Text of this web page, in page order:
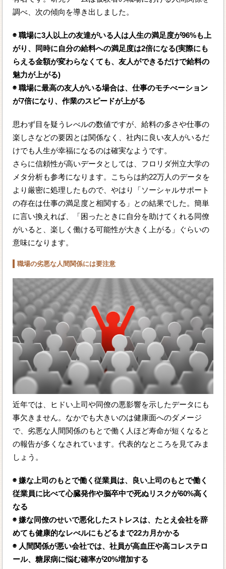
調べ、次の傾向を導き出しました。
◉ 職場に3人以上の友達がいる人は人生の満足度が96%も上
がり、同時に自分の給料への満足度は2倍になる(実際にも
らえる金額が変わらなくても、友人ができるだけで給料の
魅力が上がる)
◉ 職場に最高の友人がいる場合は、仕事のモチべーション
が7倍になり、作業のスピードが上がる
思わず目を疑うレべルの数値ですが、給料の多さや仕事の
楽しさなどの要因とは関係なく、社内に良い友人がいるだ
けでも人生が幸福になるのは確実なようです。
さらに信頼性が高いデータとしては、フロリダ州立大学の
メタ分析も参考になります。こちらは約22万人のデータを
より厳密に処理したもので、やはり「ソーシャルサポート
の存在は仕事の満足度と相関する」との結果でした。簡単
に言い換えれば、「困ったときに自分を助けてくれる同僚
がいると、楽しく働ける可能性が大きく上がる」ぐらいの
意味になります。
職場の劣悪な人間関係には要注意
近年では、ヒドい上司や同僚の悪影響を示したデータにも
事欠きません。なかでも大きいのは健康面へのダメージ
で、劣悪な人間関係のもとで働く人ほど寿命が短くなると
の報告が多くなされています。代表的なところを見てみま
しょう。
◉ 嫌な上司のもとで働く従業員は、良い上司のもとで働く
従業員に比べて心臓発作や脳卒中で死ぬリスクが60%高く
なる
◉ 嫌な同僚のせいで悪化したストレスは、たとえ会社を辞
めても健康的なレべルにもどるまで22カ月かかる
◉ 人間関係が悪い会社では、社員が高血圧や高コレステロ
ール、糖尿病に悩む確率が20%増加する